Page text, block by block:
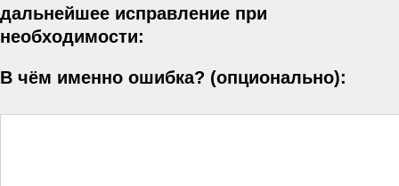
дальнейшее исправление при
необходимости:
В чём именно ошибка? (опционально):